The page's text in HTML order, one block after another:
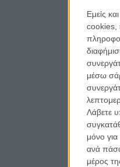
Εμείς
cookies,
μέσω
Λάβετε
μόνο
ανά
μέρος